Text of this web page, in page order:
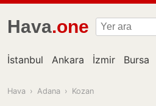
Hava.one
İstanbul Ankara İzmir Bursa
Hava › Adana › Kozan